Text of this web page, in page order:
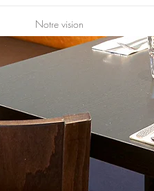
Notre vision